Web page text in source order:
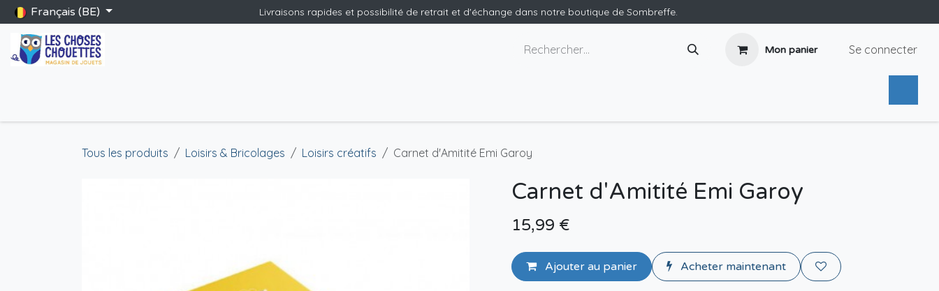
Se rendre au contenu
Français (BE) Livraisons rapides et possibilité de retrait et d'échange dans notre boutique de Sombreffe.
Mon panier Se connecter
Tous les produits Loisirs & Bricolages Loisirs créatifs Carnet d'Amitité Emi Garoy
Carnet d'Amitité Emi Garoy
15,99 €
Ajouter au panier Acheter maintenant